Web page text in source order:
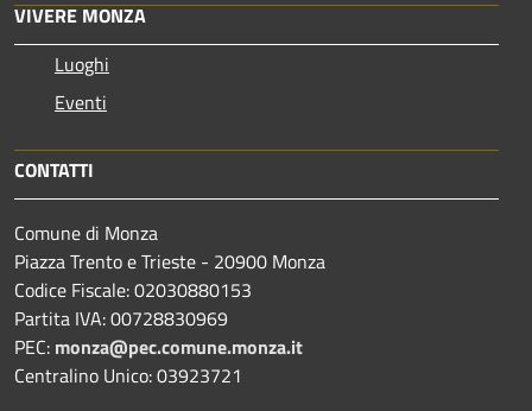
VIVERE MONZA
Luoghi
Eventi
CONTATTI
Comune di Monza
Piazza Trento e Trieste - 20900 Monza
Codice Fiscale: 02030880153
Partita IVA: 00728830969
PEC: monza@pec.comune.monza.it
Centralino Unico: 03923721